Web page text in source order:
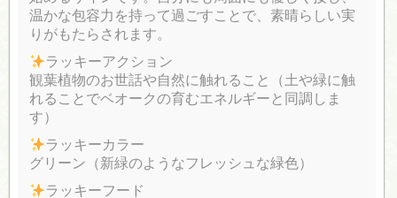
温かな包容力を持って過ごすことで、素晴らしい実
りがもたらされます。
ラッキーアクション
観葉植物のお世話や自然に触れること（土や緑に触
れることでベオークの育むエネルギーと同調しま
す）
ラッキーカラー
グリーン（新緑のようなフレッシュな緑色）
ラッキーフード